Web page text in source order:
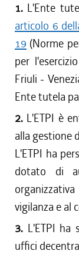
1. L'Ente
articolo 6
19 (Norme
per
Friuli -
Ente tutela
2. L'ETPI è
alla gestione
L'ETPI ha
dotato di
vigilanza e al
3. L'ETPI
uffici